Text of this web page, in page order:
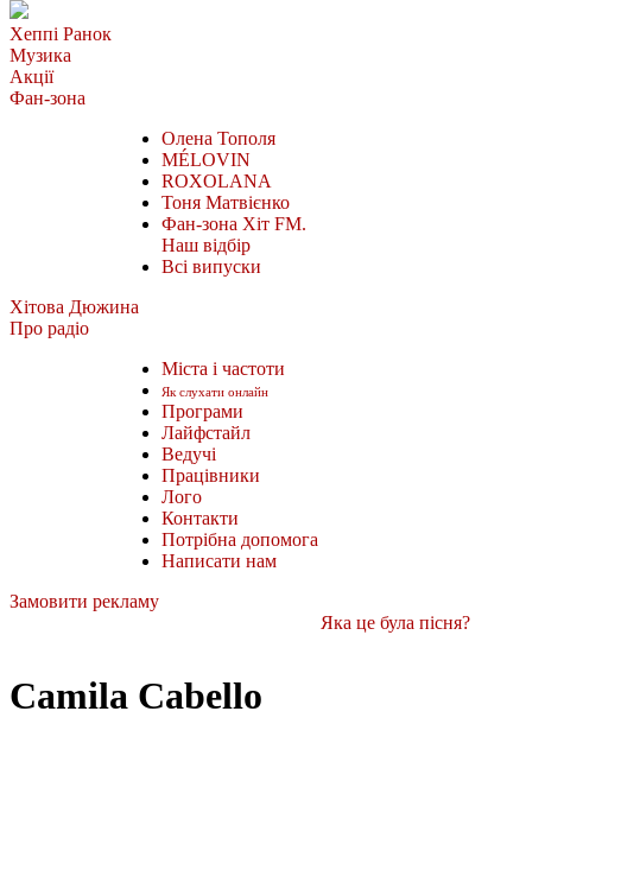
Хеппі Ранок
Музика
Акції
Фан-зона
Олена Тополя
MÉLOVIN
ROXOLANA
Тоня Матвієнко
Фан-зона Хіт FM.
Наш відбір
Всі випуски
Хітова Дюжина
Про радіо
Міста і частоти
Як слухати онлайн
Програми
Лайфстайл
Ведучі
Працівники
Лого
Контакти
Потрібна допомога
Написати нам
Замовити рекламу
Яка це була пісня?
Camila Cabello